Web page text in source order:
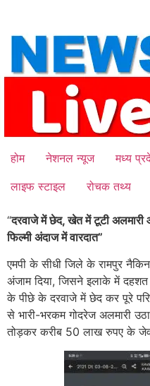
content
होम नेशनल न्यूज मध्य
लाइफ स्टाइल
रोचक तथ्य
“दरवाजे में छेद, खेत में टूटी
फिल्मी अंदाज में वारदात”
एमपी के सीधी जिले के रामपुर नैकिन
अंजाम दिया, जिसने इलाके में
के पीछे के दरवाजे में छेद कर पूरे
से भारी-भरकम गोदरेज अलमारी
तोड़कर करीब 50 लाख रुपए के